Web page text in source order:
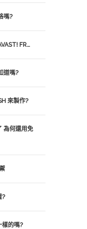
嗎?
FR…
道嗎?
來製作?
為何還用免
?
樣的嗎?